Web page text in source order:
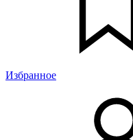
Избранное